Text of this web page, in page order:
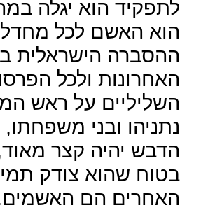
לתפקיד הוא יגלה
הוא האשם לכל
ההסברה הישראלית
האחרונות ולכל
השליליים על ראש
נתניהו ובני משפחתו,
הדבש יהיה קצר מאוד,
בטוח שהוא צודק
האחרים הם